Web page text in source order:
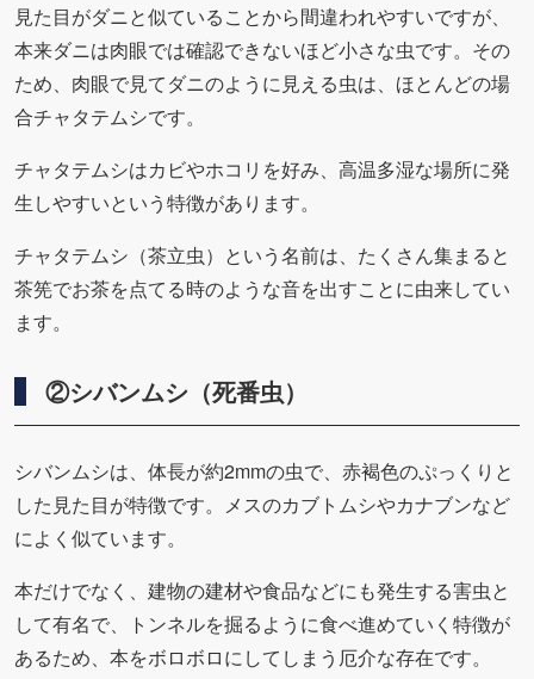
見た目がダニと似ていることから間違われやすいですが、
本来ダニは肉眼では確認できないほど小さな虫です。その
ため、肉眼で見てダニのように見える虫は、ほとんどの場
合チャタテムシです。
チャタテムシはカビやホコリを好み、高温多湿な場所に発
生しやすいという特徴があります。
チャタテムシ（茶立虫）という名前は、たくさん集まると
茶筅でお茶を点てる時のような音を出すことに由来してい
ます。
②シバンムシ（死番虫）
シバンムシは、体長が約2mmの虫で、赤褐色のぷっくりと
した見た目が特徴です。メスのカブトムシやカナブンなど
によく似ています。
本だけでなく、建物の建材や食品などにも発生する害虫と
して有名で、トンネルを掘るように食べ進めていく特徴が
あるため、本をボロボロにしてしまう厄介な存在です。